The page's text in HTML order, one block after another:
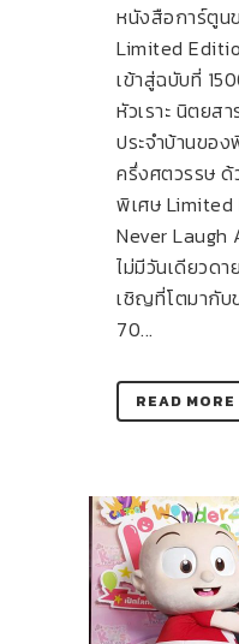
หนังสือการ์ตูน
Limited
เข้าสู่ฉบับที่
หัวเราะ นิตยส
ประจำบ้านขอ
ครึ่งศตวรรษ ด้
พิเศษ Limited
Never Laugh
ไม่มีวันเดียวด
เชิญที่โตมากับ
70...
READ MORE